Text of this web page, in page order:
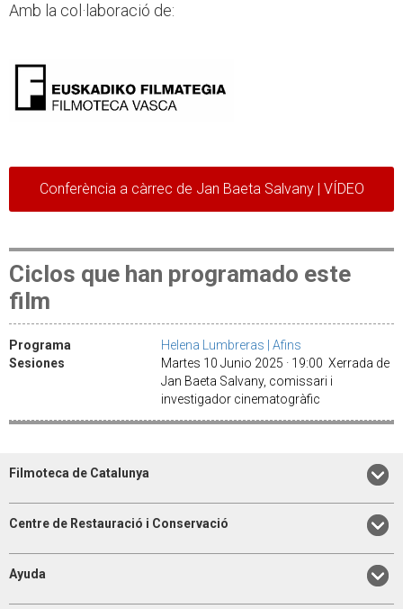
Amb la col·laboració de:
Conferència a càrrec de Jan Baeta Salvany | VÍDEO
Ciclos que han programado este
film
Programa
Helena Lumbreras | Afins
Sesiones
Martes 10 Junio 2025 · 19:00 Xerrada de
Jan Baeta Salvany, comissari i
investigador cinematogràfic
Filmoteca de Catalunya
Centre de Restauració i Conservació
Ayuda